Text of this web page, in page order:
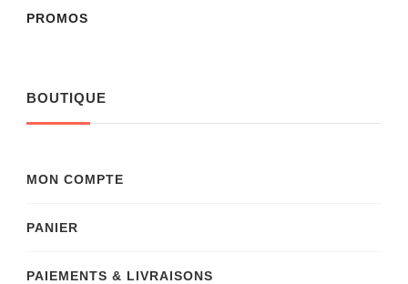
PROMOS
BOUTIQUE
MON COMPTE
PANIER
PAIEMENTS & LIVRAISONS